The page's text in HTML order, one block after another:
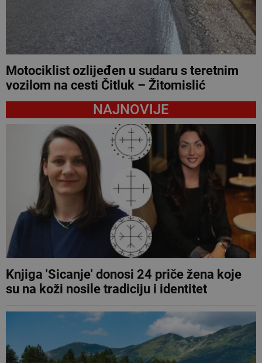
Motociklist ozlijeđen u sudaru s teretnim
vozilom na cesti Čitluk – Žitomislić
NAJNOVIJE
Knjiga 'Sicanje' donosi 24 priče žena koje
su na koži nosile tradiciju i identitet